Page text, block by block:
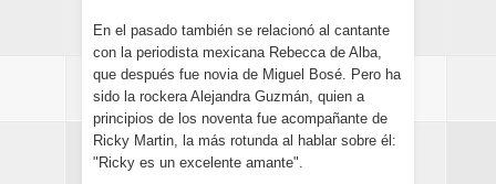
En el pasado también se relacionó al cantante
con la periodista mexicana Rebecca de Alba,
que después fue novia de Miguel Bosé. Pero ha
sido la rockera Alejandra Guzmán, quien a
principios de los noventa fue acompañante de
Ricky Martin, la más rotunda al hablar sobre él:
"Ricky es un excelente amante".